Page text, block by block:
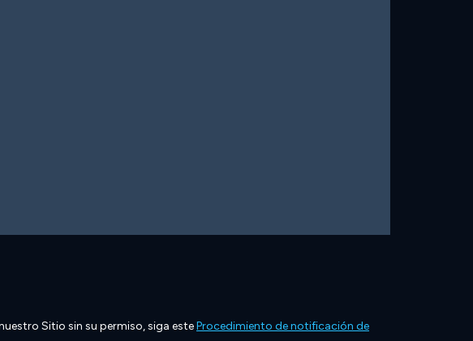
Sitio sin su permiso, siga esteProcedimiento de notificación de